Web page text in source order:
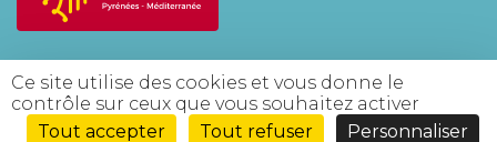
Ce site utilise des cookies et vous donne le
contrôle sur ceux que vous souhaitez activer
Tout accepter
Tout refuser Personnaliser